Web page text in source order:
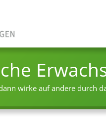
wirke auf andere durch